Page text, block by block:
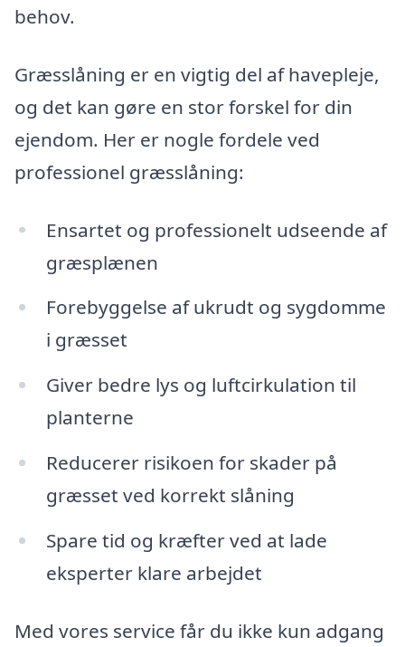
behov.
Græsslåning er en vigtig del af havepleje,
og det kan gøre en stor forskel for din
ejendom. Her er nogle fordele ved
professionel græsslåning:
Ensartet og professionelt udseende af
græsplænen
Forebyggelse af ukrudt og sygdomme
i græsset
Giver bedre lys og luftcirkulation til
planterne
Reducerer risikoen for skader på
græsset ved korrekt slåning
Spare tid og kræfter ved at lade
eksperter klare arbejdet
Med vores service får du ikke kun adgang